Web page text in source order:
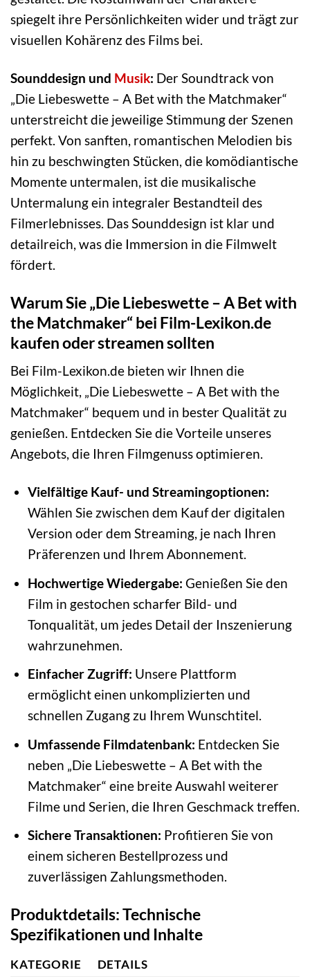
spiegelt ihre Persönlichkeiten wider und trägt zur
visuellen Kohärenz des Films bei.
Sounddesign und Musik: Der Soundtrack von
„Die Liebeswette – A Bet with the Matchmaker“
unterstreicht die jeweilige Stimmung der Szenen
perfekt. Von sanften, romantischen Melodien bis
hin zu beschwingten Stücken, die komödiantische
Momente untermalen, ist die musikalische
Untermalung ein integraler Bestandteil des
Filmerlebnisses. Das Sounddesign ist klar und
detailreich, was die Immersion in die Filmwelt
fördert.
Warum Sie „Die Liebeswette – A Bet with
the Matchmaker“ bei Film-Lexikon.de
kaufen oder streamen sollten
Bei Film-Lexikon.de bieten wir Ihnen die
Möglichkeit, „Die Liebeswette – A Bet with the
Matchmaker“ bequem und in bester Qualität zu
genießen. Entdecken Sie die Vorteile unseres
Angebots, die Ihren Filmgenuss optimieren.
Vielfältige Kauf- und Streamingoptionen:
Wählen Sie zwischen dem Kauf der digitalen
Version oder dem Streaming, je nach Ihren
Präferenzen und Ihrem Abonnement.
Hochwertige Wiedergabe: Genießen Sie den
Film in gestochen scharfer Bild- und
Tonqualität, um jedes Detail der Inszenierung
wahrzunehmen.
Einfacher Zugriff: Unsere Plattform
ermöglicht einen unkomplizierten und
schnellen Zugang zu Ihrem Wunschtitel.
Umfassende Filmdatenbank: Entdecken Sie
neben „Die Liebeswette – A Bet with the
Matchmaker“ eine breite Auswahl weiterer
Filme und Serien, die Ihren Geschmack treffen.
Sichere Transaktionen: Profitieren Sie von
einem sicheren Bestellprozess und
zuverlässigen Zahlungsmethoden.
Produktdetails: Technische
Spezifikationen und Inhalte
KATEGORIE
DETAILS